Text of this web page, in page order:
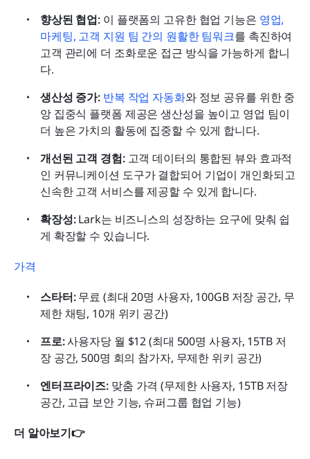
향상된 협업: 이 플랫폼의 고유한 협업 기능은 영업,
마케팅, 고객 지원 팀 간의 원활한 팀워크를 촉진하여
고객 관리에 더 조화로운 접근 방식을 가능하게 합니
다.
생산성 증가: 반복 작업 자동화와 정보 공유를 위한 중
앙 집중식 플랫폼 제공은 생산성을 높이고 영업 팀이
더 높은 가치의 활동에 집중할 수 있게 합니다.
개선된 고객 경험: 고객 데이터의 통합된 뷰와 효과적
인 커뮤니케이션 도구가 결합되어 기업이 개인화되고
신속한 고객 서비스를 제공할 수 있게 합니다.
확장성: Lark는 비즈니스의 성장하는 요구에 맞춰 쉽
게 확장할 수 있습니다.
가격
스타터: 무료 (최대 20명 사용자, 100GB 저장 공간, 무
제한 채팅, 10개 위키 공간)
프로: 사용자당 월 $12 (최대 500명 사용자, 15TB 저
장 공간, 500명 회의 참가자, 무제한 위키 공간)
엔터프라이즈: 맞춤 가격 (무제한 사용자, 15TB 저장
공간, 고급 보안 기능, 슈퍼그룹 협업 기능)
더 알아보기👉